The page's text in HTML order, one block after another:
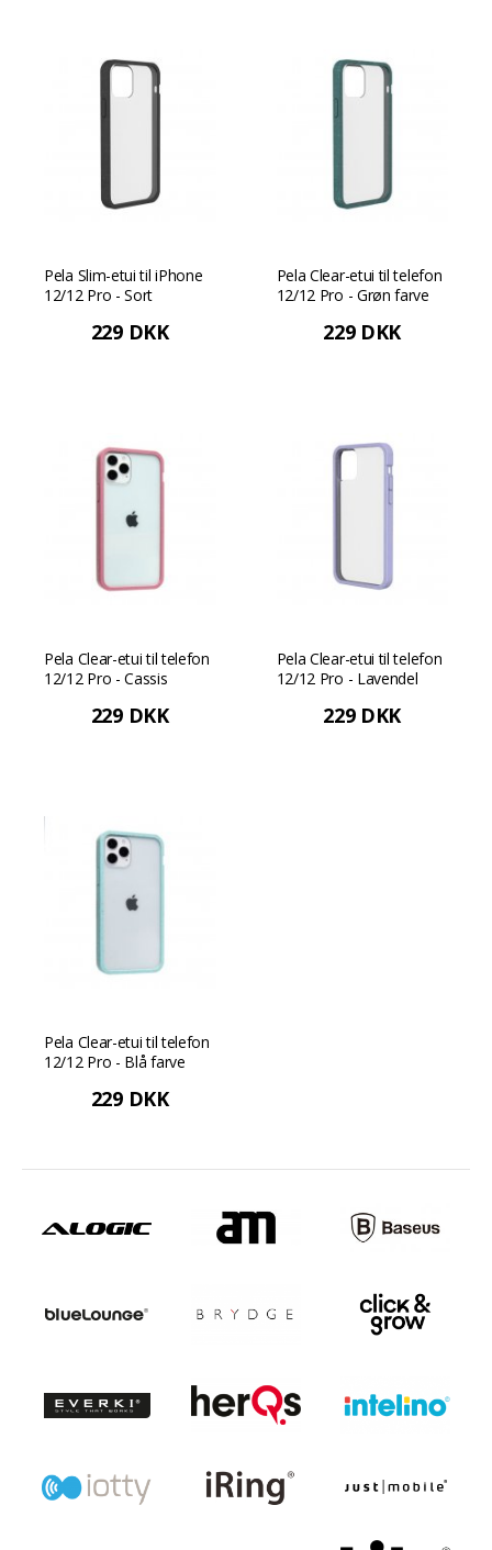
Pela Slim-etui til iPhone
12/12 Pro - Sort
229 DKK
Pela Clear-etui til telefon
12/12 Pro - Grøn farve
229 DKK
Pela Clear-etui til telefon
12/12 Pro - Cassis
229 DKK
Pela Clear-etui til telefon
12/12 Pro - Lavendel
229 DKK
Pela Clear-etui til telefon
12/12 Pro - Blå farve
229 DKK